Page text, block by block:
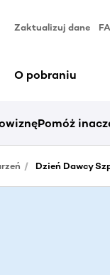
Zaktualizuj dane
O pobraniu
Pomóż
Dzień Dawcy